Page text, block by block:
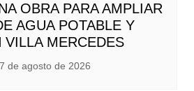
OBRA PARA AMPLIAR
AGUA POTABLE Y
VILLA MERCEDES
7 de agosto de 2026